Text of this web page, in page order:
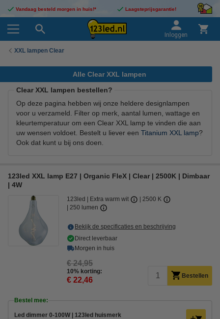
Vandaag besteld morgen in huis!* Laagsteprijsgarantie!
Inloggen
XXL lampen Clear
Alle Clear XXL lampen
Clear XXL lampen bestellen?
Op deze pagina hebben wij onze heldere designlampen
voor u verzameld. Filter op merk, aantal lumen, wattage en
kleurtemperatuur om een Clear XXL lamp te vinden die aan
uw wensen voldoet. Bestelt u liever een Titanium XXL lamp?
Ook dat kunt u bij ons doen.
123led XXL lamp E27 | Organic FleX | Clear | 2500K | Dimbaar
| 4W
123led Extra warm wit
2500 K
250 lumen
Bekijk de specificaties en beschrijving
Direct leverbaar
Morgen in huis
€ 24,95
10% korting:
€ 22,46 Bestellen
Bestel mee:
Led dimmer 0-100W | 123led huismerk